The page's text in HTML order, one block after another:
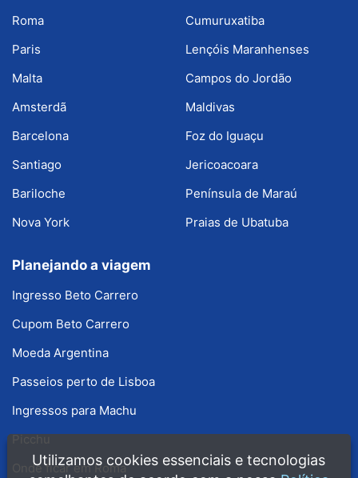
Roma
Paris
Malta
Amsterdã
Barcelona
Santiago
Bariloche
Nova York
Cumuruxatiba
Lençóis Maranhenses
Campos do Jordão
Maldivas
Foz do Iguaçu
Jericoacoara
Península de Maraú
Praias de Ubatuba
Planejando a viagem
Ingresso Beto Carrero
Cupom Beto Carrero
Moeda Argentina
Passeios perto de Lisboa
Ingressos para Machu
Onde ficar em Roma
Utilizamos cookies essenciais e tecnologias